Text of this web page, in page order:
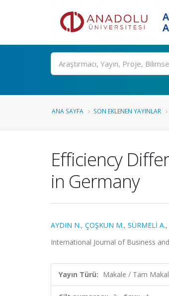
Ara
ANA SAYFA SON EKLENEN YAYINLAR
Efficiency
in Germany
AYDIN N., ÇOŞKUN M., SÜRMELİ A.,
International Journal of Business
Yayın Türü: Makale / Tam